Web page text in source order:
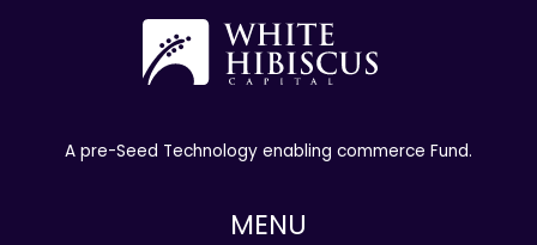
A pre-Seed Technology enabling commerce Fund.
MENU